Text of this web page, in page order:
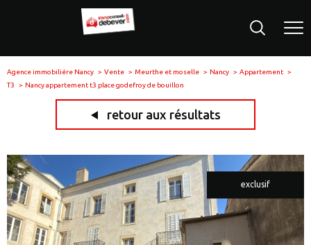
Agence immobiliére Nancy Vente Meurthe et moselle Nancy
Appartement
T3
Nancy appartement t3 place godefroy de bouillon
retour aux résultats
exclusif